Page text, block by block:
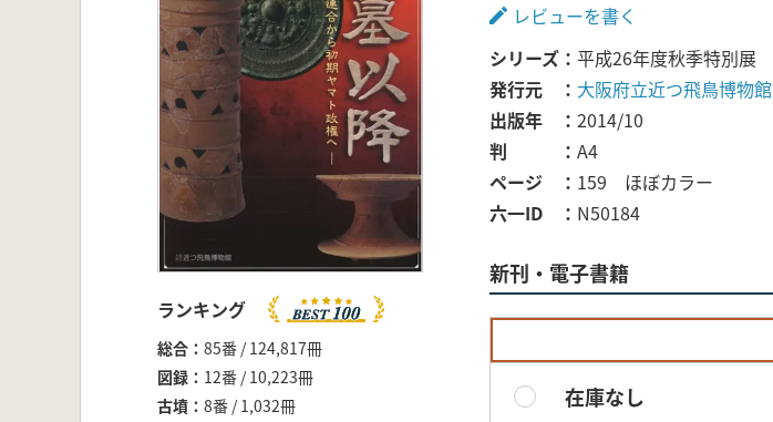
ランキング
総合
85番 / 124,817冊
図録
12番 / 10,223冊
古墳
8番 / 1,032冊
レビューを書く
シリーズ
平成26年度秋季特別展
発行元
大阪府立近つ飛鳥博物館
出版年
2014/10
判
A4
ページ
159 ほぼカラー
六一ID
N50184
新刊・電子書籍
在庫なし